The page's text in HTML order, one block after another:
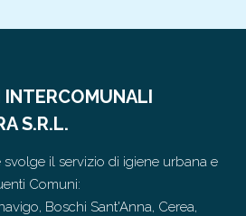
INTERCOMUNALI
S.R.L.
svolge il servizio di igiene urbana e
Comuni:
Boschi Sant'Anna, Cerea,